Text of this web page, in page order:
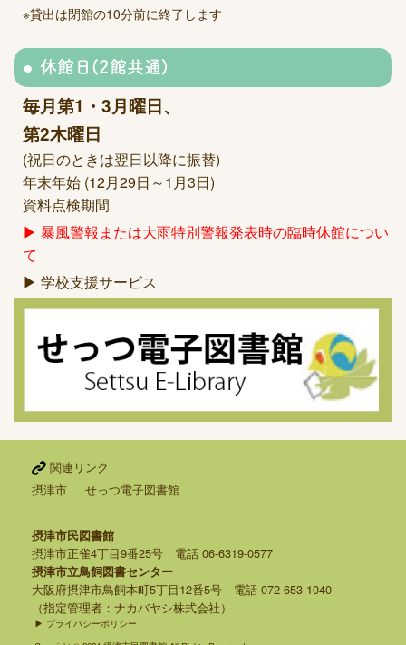
※貸出は閉館の10分前に終了します
休館日(2館共通)
毎月第1・3月曜日、
第2木曜日
(祝日のときは翌日以降に振替)
年末年始 (12月29日～1月3日)
資料点検期間
▶ 暴風警報または大雨特別警報発表時の臨時休館につい
て
▶ 学校支援サービス
関連リンク
摂津市
せっつ電子図書館
摂津市民図書館
摂津市正雀4丁目9番25号 電話 06-6319-0577
摂津市立鳥飼図書センター
大阪府摂津市鳥飼本町5丁目12番5号 電話 072-653-1040
（指定管理者：ナカバヤシ株式会社）
▶ プライバシーポリシー